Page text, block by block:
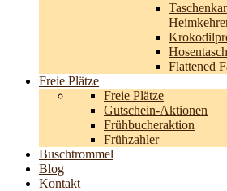
Flattened
Freie Plätze
Freie Plätze
Gutschein-Aktionen
Frühbucheraktion
Frühzahler
Buschtrommel
Blog
Kontakt